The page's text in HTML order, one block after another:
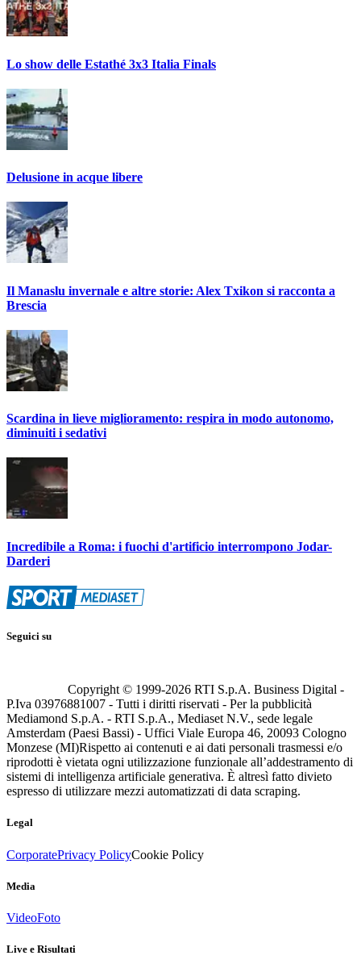
Lo show delle Estathé 3x3 Italia Finals
Delusione in acque libere
Il Manaslu invernale e altre storie: Alex Txikon si racconta a
Brescia
Scardina in lieve miglioramento: respira in modo autonomo,
diminuiti i sedativi
Incredibile a Roma: i fuochi d'artificio interrompono Jodar-
Darderi
Seguici su
Copyright © 1999-2026 RTI S.p.A. Business Digital -
P.Iva 03976881007 - Tutti i diritti riservati - Per la pubblicità
Mediamond S.p.A. - RTI S.p.A., Mediaset N.V., sede legale
Amsterdam (Paesi Bassi) - Uffici Viale Europa 46, 20093 Cologno
Monzese (MI)Rispetto ai contenuti e ai dati personali trasmessi e/o
riprodotti è vietata ogni utilizzazione funzionale all’addestramento di
sistemi di intelligenza artificiale generativa. È altresì fatto divieto
espresso di utilizzare mezzi automatizzati di data scraping.
Legal
CorporatePrivacy PolicyCookie Policy
Media
VideoFoto
Live e Risultati